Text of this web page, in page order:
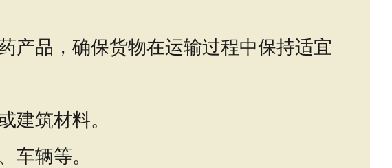
产品，确保货物在运输过程中保持适宜
建筑材料。
车辆等。